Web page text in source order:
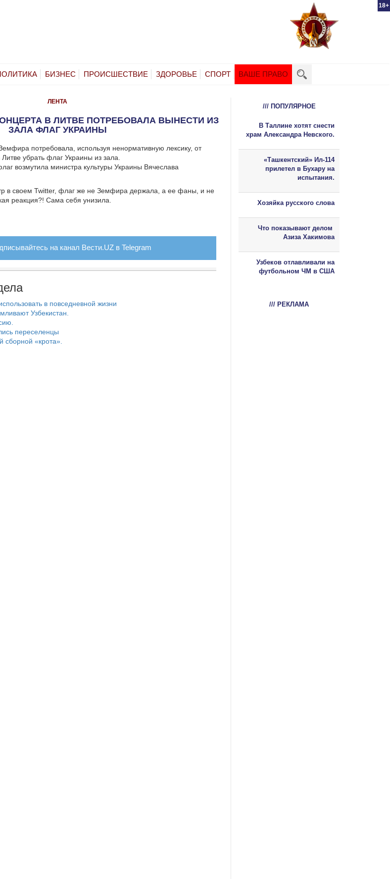
18+
БИЗНЕС ПРОИСШЕСТВИЕ ЗДОРОВЬЕ СПОРТ ВАШЕ ПРАВО
ЛЕНТА
В ЛИТВЕ ПОТРЕБОВАЛА ВЫНЕСТИ ИЗ
ЗАЛА ФЛАГ УКРАИНЫ
потребовала, используя ненормативную лексику, от
убрать флаг Украины из зала.
возмутила министра культуры Украины Вячеслава
в своем Twitter, флаг же не Земфира держала, а ее фаны, и не
реакция?! Сама себя унизила.
на канал Вести.UZ в Telegram
в повседневной жизни
Узбекистан.
переселенцы
сборной «крота».
/// ПОПУЛЯРНОЕ
В Таллине хотят снести
храм Александра Невского.
«Ташкентский» Ил-114
прилетел в Бухару на
испытания.
Хозяйка русского слова
Что показывают делом
Азиза Хакимова
Узбеков отлавливали на
футбольном ЧМ в США
/// РЕКЛАМА